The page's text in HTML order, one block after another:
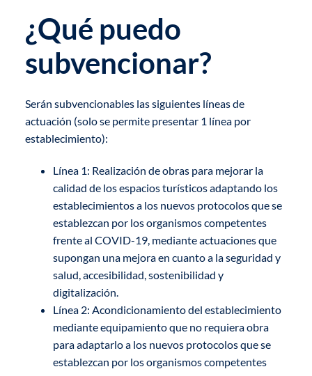
¿Qué puedo
subvencionar?
Serán subvencionables las siguientes líneas de
actuación (solo se permite presentar 1 línea por
establecimiento):
Línea 1: Realización de obras para mejorar la
calidad de los espacios turísticos adaptando los
establecimientos a los nuevos protocolos que se
establezcan por los organismos competentes
frente al COVID-19, mediante actuaciones que
supongan una mejora en cuanto a la seguridad y
salud, accesibilidad, sostenibilidad y
digitalización.
Línea 2: Acondicionamiento del establecimiento
mediante equipamiento que no requiera obra
para adaptarlo a los nuevos protocolos que se
establezcan por los organismos competentes